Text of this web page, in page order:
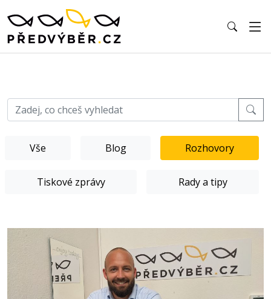
Vše Blog Rozhovory
Tiskové zprávy Rady a tipy